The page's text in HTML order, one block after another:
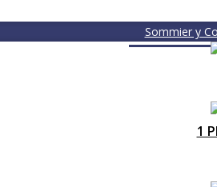
Sommier y
1